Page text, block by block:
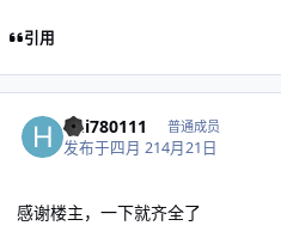
引用
hui780111 普通成员
发布于四月 214月21日
感谢楼主，一下就齐全了